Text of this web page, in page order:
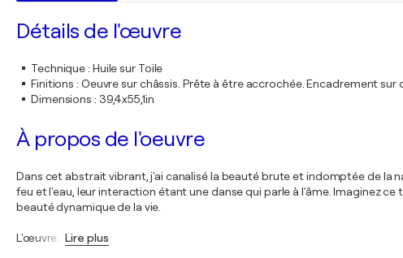
Détails de l'œuvre
Technique: Huile sur Toile
Finitions : Oeuvre sur châssis. Prête à être accrochée. Encadrement sur
Dimensions : 39,4x55,1in
À propos de l'oeuvre
Dans cet abstrait vibrant, j'ai canalisé la beauté brute et indomptée de la
feu et l'eau, leur interaction étant une danse qui parle à l'âme. Imaginez
beauté dynamique de la vie.
L'œuvre Lire plus